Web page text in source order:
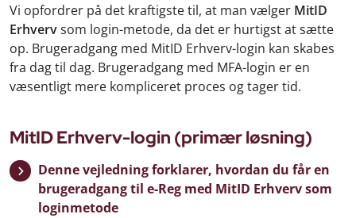
Vi opfordrer på det kraftigste til, at man vælger MitID
Erhvervsom login-metode, da det er hurtigst at sætte
op. Brugeradgang med MitID Erhverv-login kan skabes
fra dag til dag. Brugeradgang med MFA-login er en
væsentligt mere kompliceret proces og tager tid.
MitID Erhverv-login (primær løsning)
Denne vejledning forklarer, hvordan du får en
brugeradgang til e-Reg med MitID Erhverv som
loginmetode